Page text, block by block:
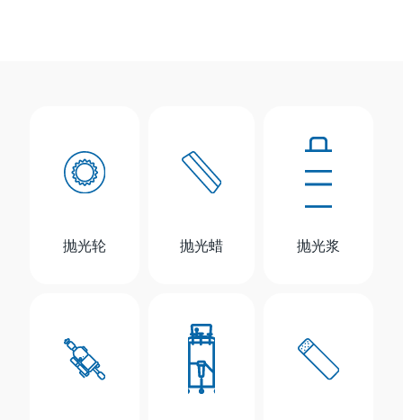
抛光轮 抛光蜡 抛光浆